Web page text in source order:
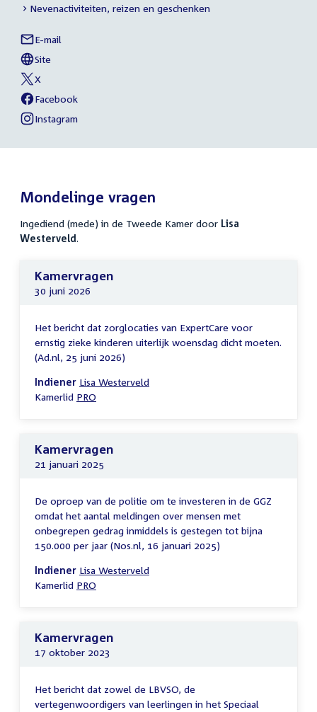
Nevenactiviteiten, reizen en geschenken
Links
naar
sociale
media
E-mail
Lisa
Westerveld
External
link:
Site
van
Lisa
Westerveld
External
link:
X
van
Lisa
Westerveld
External
link:
Facebook
van
Lisa
Westerveld
External
Instagram
van
Westerveld
Mondelinge vragen
Ingediend (mede) in de Tweede Kamer door Lisa
Westerveld.
Kamervragen
30 juni 2026
Het bericht dat zorglocaties van ExpertCare voor
ernstig zieke kinderen uiterlijk woensdag dicht moeten.
(Ad.nl, 25 juni 2026)
Indiener Lisa Westerveld
Kamerlid PRO
Kamervragen
21 januari 2025
De oproep van de politie om te investeren in de GGZ
omdat het aantal meldingen over mensen met
onbegrepen gedrag inmiddels is gestegen tot bijna
150.000 per jaar (Nos.nl, 16 januari 2025)
Indiener Lisa Westerveld
Kamerlid PRO
Kamervragen
17 oktober 2023
Het bericht dat zowel de LBVSO, de
vertegenwoordigers van leerlingen in het Speciaal